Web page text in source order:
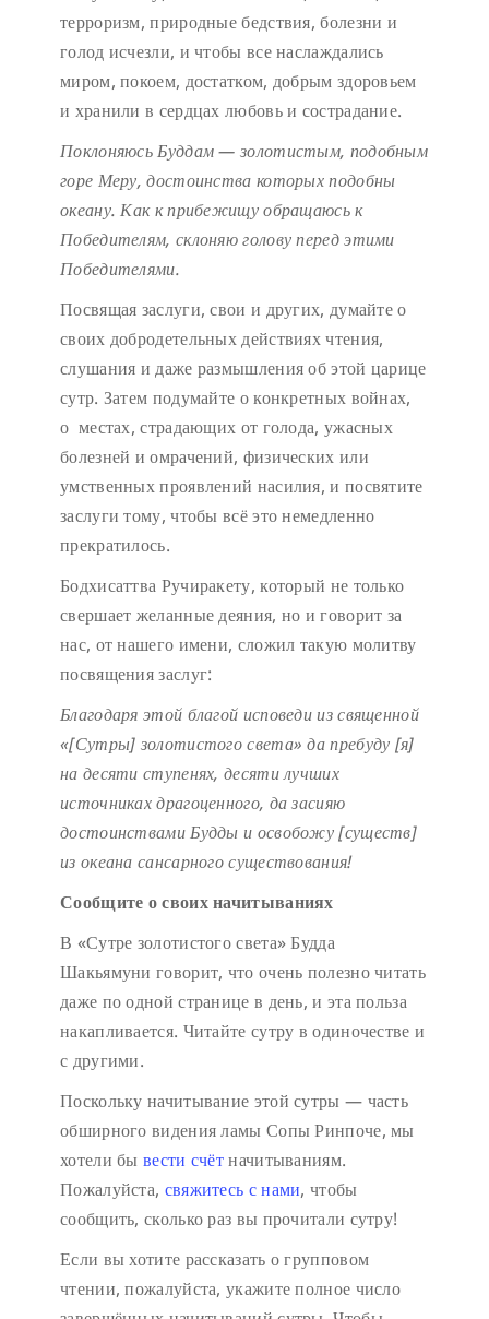
терроризм, природные бедствия, болезни и
голод исчезли, и чтобы все наслаждались
миром, покоем, достатком, добрым здоровьем
и хранили в сердцах любовь и сострадание.
Поклоняюсь Буддам — золотистым, подобным
горе Меру, достоинства которых подобны
океану. Как к прибежищу обращаюсь к
Победителям, склоняю голову перед этими
Победителями.
Посвящая заслуги, свои и других, думайте о
своих добродетельных действиях чтения,
слушания и даже размышления об этой царице
сутр. Затем подумайте о конкретных войнах,
о местах, страдающих от голода, ужасных
болезней и омрачений, физических или
умственных проявлений насилия, и посвятите
заслуги тому, чтобы всё это немедленно
прекратилось.
Бодхисаттва Ручиракету, который не только
свершает желанные деяния, но и говорит за
нас, от нашего имени, сложил такую молитву
посвящения заслуг:
Благодаря этой благой исповедииз священной
«[Сутры] золотистого света» да пребуду [я]
на десяти ступенях, десяти лучших
источниках драгоценного, да засияю
достоинствами Будды и освобожу [существ]
из океана сансарного существования!
Сообщите о своих начитываниях
В «Сутре золотистого света» Будда
Шакьямуни говорит, что очень полезно читать
даже по одной странице в день, и эта польза
накапливается. Читайте сутру в одиночестве и
с другими.
Поскольку начитывание этой сутры — часть
обширного видения ламы Сопы Ринпоче, мы
хотели бы вести счётначитываниям.
Пожалуйста, свяжитесь с нами, чтобы
сообщить, сколько раз вы прочитали сутру!
Если вы хотите рассказать о групповом
чтении, пожалуйста, укажите полное число